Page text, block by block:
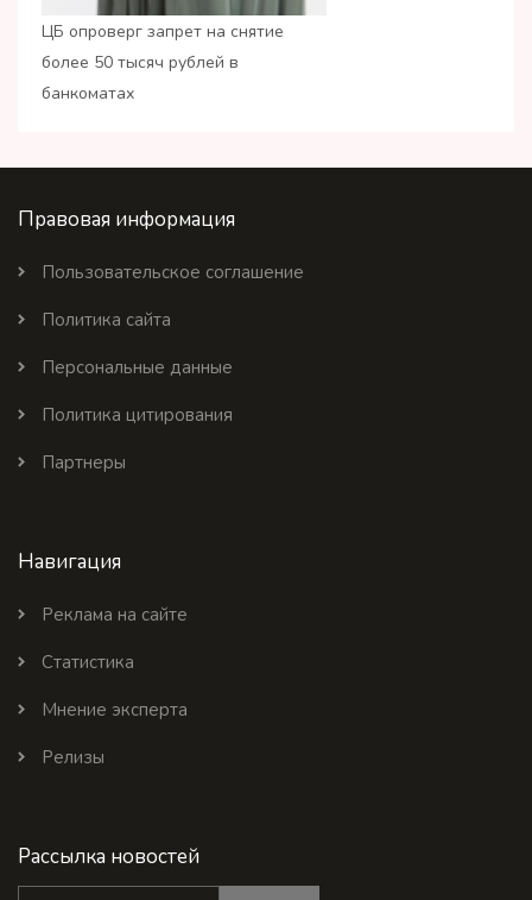
ЦБ опроверг запрет на снятие
более 50 тысяч рублей в
банкоматах
Правовая информация
Пользовательское соглашение
Политика сайта
Персональные данные
Политика цитирования
Партнеры
Навигация
Реклама на сайте
Статистика
Мнение эксперта
Релизы
Рассылка новостей